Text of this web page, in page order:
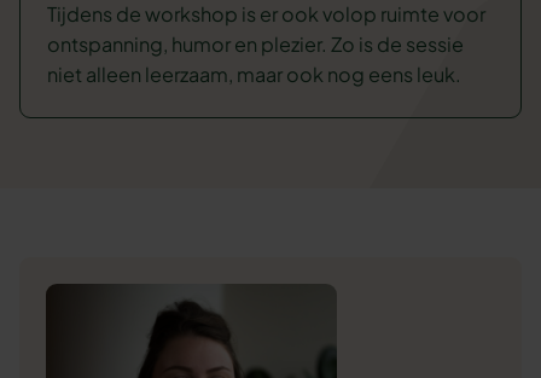
Tijdens de workshop is er ook volop ruimte voor
ontspanning, humor en plezier. Zo is de sessie
niet alleen leerzaam, maar ook nog eens leuk.